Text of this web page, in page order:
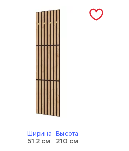
Ширина
51.2 см
Высота
210 см